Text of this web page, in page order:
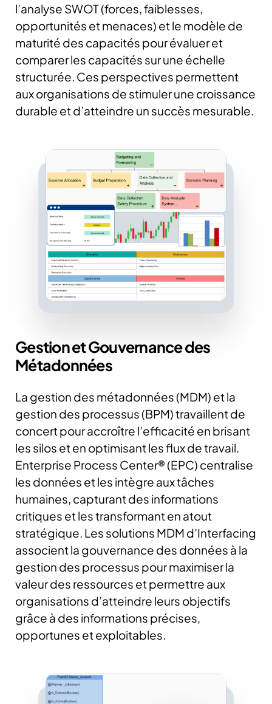
l’analyse SWOT (forces, faiblesses,
opportunités et menaces) et le modèle de
maturité des capacités pour évaluer et
comparer les capacités sur une échelle
structurée. Ces perspectives permettent
aux organisations de stimuler une croissance
durable et d’atteindre un succès mesurable.
Gestion et Gouvernance des
Métadonnées
La gestion des métadonnées (MDM) et la
gestion des processus (BPM) travaillent de
concert pour accroître l’efficacité en brisant
les silos et en optimisant les flux de travail.
Enterprise Process Center® (EPC) centralise
les données et les intègre aux tâches
humaines, capturant des informations
critiques et les transformant en atout
stratégique. Les solutions MDM d’Interfacing
associent la gouvernance des données à la
gestion des processus pour maximiser la
valeur des ressources et permettre aux
organisations d’atteindre leurs objectifs
grâce à des informations précises,
opportunes et exploitables.